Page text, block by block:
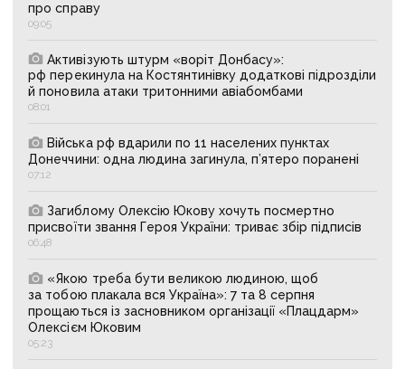
про справу
09:05
Активізують штурм «воріт Донбасу»:
рф перекинула на Костянтинівку додаткові підрозділи
й поновила атаки тритонними авіабомбами
08:01
Війська рф вдарили по 11 населених пунктах
Донеччини: одна людина загинула, п’ятеро поранені
07:12
Загиблому Олексію Юкову хочуть посмертно
присвоїти звання Героя України: триває збір підписів
06:48
«Якою треба бути великою людиною, щоб
за тобою плакала вся Україна»: 7 та 8 серпня
прощаються із засновником організації «Плацдарм»
Олексієм Юковим
05:23